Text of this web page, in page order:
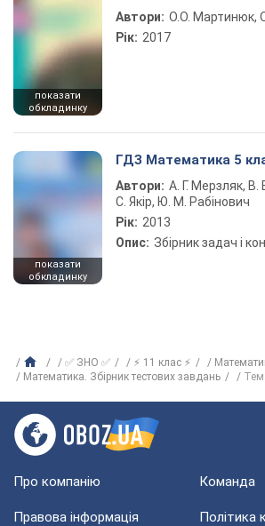
показати
обкладинку
Автори: О.О. Мартинюк,
Рік: 2017
показати
обкладинку
ГДЗ Математика 5
Автори: А. Г. Мерзляк, В.
С. Якір, Ю. М. Рабінович
Рік: 2013
Опис: Збірник задач і
✅ ЗНО ✅ ⚡ 11 клас ⚡
Математика. Збірник тестових завдань
Про компанію Команда
Правова інформація Політика